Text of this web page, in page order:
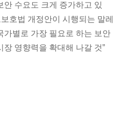
안 수요도 크게 증가하고 있
호법 개정안이 시행되는 말레
가별로 가장 필요로 하는 보안
장 영향력을 확대해 나갈 것”